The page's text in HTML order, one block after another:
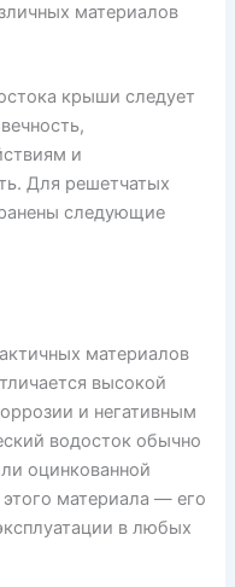
материалов
крыши следует
и
Для решетчатых
следующие
материалов
высокой
и негативным
водосток обычно
оцинкованной
материала — его
в любых